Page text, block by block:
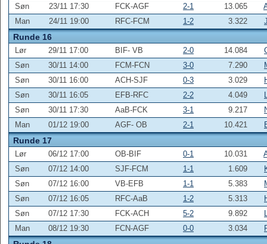
Søn
23/11 17:30 FCK-AGF 2-1 13.065
Man
24/11 19:00 RFC-FCM 1-2 3.322
Runde 16
Lør 29/11 17:00 BIF- VB 2-0 14.084
Søn
30/11 14:00 FCM-FCN 3-0 7.290
Søn
30/11 16:00 ACH-SJF 0-3 3.029
Søn
30/11 16:05 EFB-RFC 2-2 4.049
Søn
30/11 17:30 AaB-FCK 3-1 9.217
Man
01/12 19:00 AGF- OB 2-1 10.421
Runde 17
Lør 06/12 17:00 OB-BIF 0-1 10.031
Søn
07/12 14:00 SJF-FCM 1-1 1.609
Søn
07/12 16:00 VB-EFB 1-1 5.383
Søn
07/12 16:05 RFC-AaB 1-2 5.313
Søn
07/12 17:30 FCK-ACH 5-2 9.892
Man
08/12 19:30 FCN-AGF 0-0 3.034